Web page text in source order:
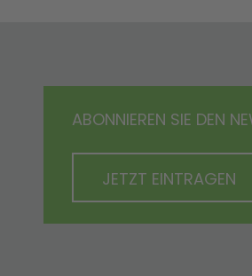
ABONNIEREN SIE DEN
JETZT EINTRAGEN